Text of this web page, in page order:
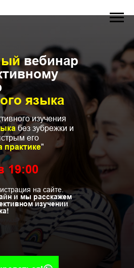
вебинар
языка
изучения
без зубрежки и
его
практике"
19:00
на сайте.
и мы расскажем
изучении